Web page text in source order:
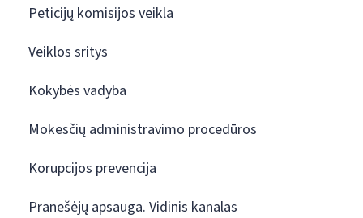
Peticijų komisijos veikla
Veiklos sritys
Kokybės vadyba
Mokesčių administravimo procedūros
Korupcijos prevencija
Pranešėjų apsauga. Vidinis kanalas